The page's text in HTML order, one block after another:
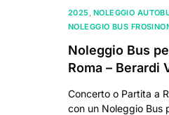
2025 NOLEGGIO
NOLEGGIO BUS
Noleggio Bus
Roma – Berardi
Concerto o Partita a
con un Noleggio Bus